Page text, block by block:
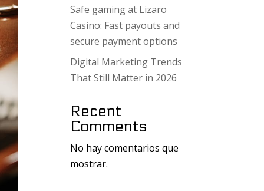
Safe gaming at Lizaro
Casino: Fast payouts and
secure payment options
Digital Marketing Trends
That Still Matter in 2026
Recent
Comments
No hay comentarios que
mostrar.